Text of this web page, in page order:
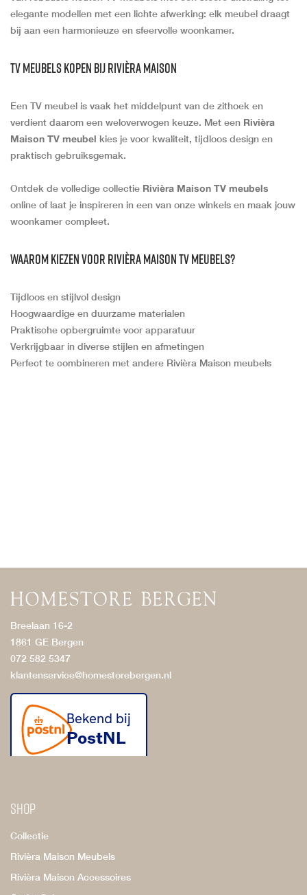
elegante modellen met een lichte afwerking: elk meubel draagt
bij aan een harmonieuze en sfeervolle woonkamer.
TV meubels kopen bij Rivièra Maison
Een TV meubel is vaak het middelpunt van de zithoek en
verdient daarom een weloverwogen keuze. Met een Rivièra
Maison TV meubel kies je voor kwaliteit, tijdloos design en
praktisch gebruiksgemak.
Ontdek de volledige collectie Rivièra Maison TV meubels
online of laat je inspireren in een van onze winkels en maak jouw
woonkamer compleet.
Waarom kiezen voor Rivièra Maison TV meubels?
Tijdloos en stijlvol design
Hoogwaardige en duurzame materialen
Praktische opbergruimte voor apparatuur
Verkrijgbaar in diverse stijlen en afmetingen
Perfect te combineren met andere Rivièra Maison meubels
Breelaan 16-2
1861 GE Bergen
072 582 5347
klantenservice@homestorebergen.nl
Shop
Collectie
Rivièra Maison Meubels
Rivièra Maison Accessoires